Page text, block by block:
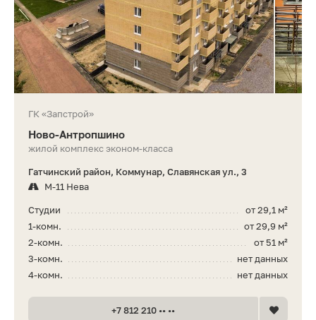
ГК «Запстрой»
Ново-Антропшино
жилой комплекс эконом-класса
Гатчинский район, Коммунар, Славянская ул., 3
М-11 Нева
от 29,1 м²
Студии
от 29,9 м²
1-комн.
от 51 м²
2-комн.
нет данных
3-комн.
нет данных
4-комн.
+7 812 210 •• ••